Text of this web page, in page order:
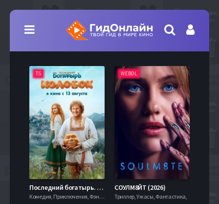
TS
Последний богатырь. Колобок (2026)
Комедия, Приключения, Фэнтези,
WEBDL
СОУЛМ8ЙТ (2026)
Триллер, Ужасы, Фантастика,